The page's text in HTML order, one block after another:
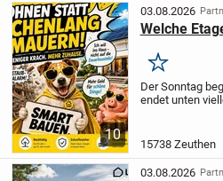
10
03.08.2026
Welche
Merken
Der Sonntag
endet unten
Es verbindet
15738 Zeuthen
03.08.2026